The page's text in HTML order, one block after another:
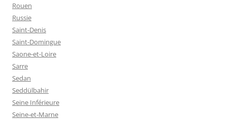
Rouen
Russie
Saint-Denis
Saint-Domingue
Saone-et-Loire
Sarre
Sedan
Seddülbahir
Seine Inférieure
Seine-et-Marne